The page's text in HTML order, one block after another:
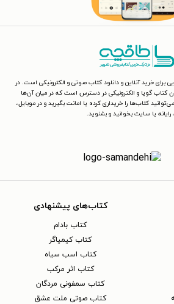
برای خرید آنلاین و دانلود کتاب صوتی و الکترونیکی است. در
کتاب گویا و الکترونیکی در دسترس است که در میان آن‌ها
کتاب‌ها را خریداری کرده یا امانت بگیرید و در موبایل،
رایانه یا سایت بخوانید و بشنوید.
کتاب‌های پیشنهادی
کتاب بادام
کتاب کیمیاگر
کتاب اسب سیاه
کتاب اثر مرکب
کتاب سمفونی مردگان
کتاب صوتی ملت عشق